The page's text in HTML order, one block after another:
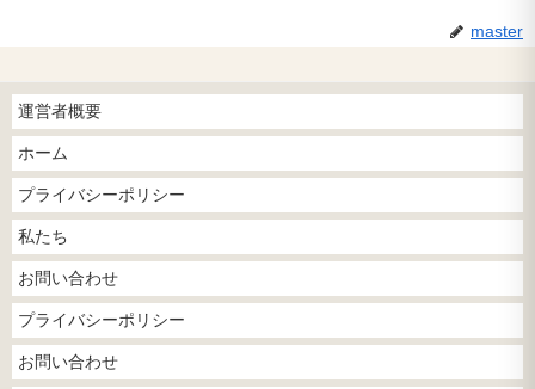
master
運営者概要
ホーム
プライバシーポリシー
私たち
お問い合わせ
プライバシーポリシー
お問い合わせ